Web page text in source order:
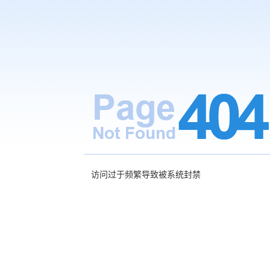
访问过于频繁导致被系统封禁